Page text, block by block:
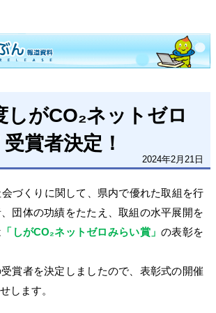
しがCO₂ネットゼロ
賞者決定！
2024年2月21日
づくりに関して、県内で優れた取組を行
団体の功績をたたえ、取組の水平展開を
「しがCO₂ネットゼロみらい賞」の表彰を
賞者を決定しましたので、表彰式の開催
します。